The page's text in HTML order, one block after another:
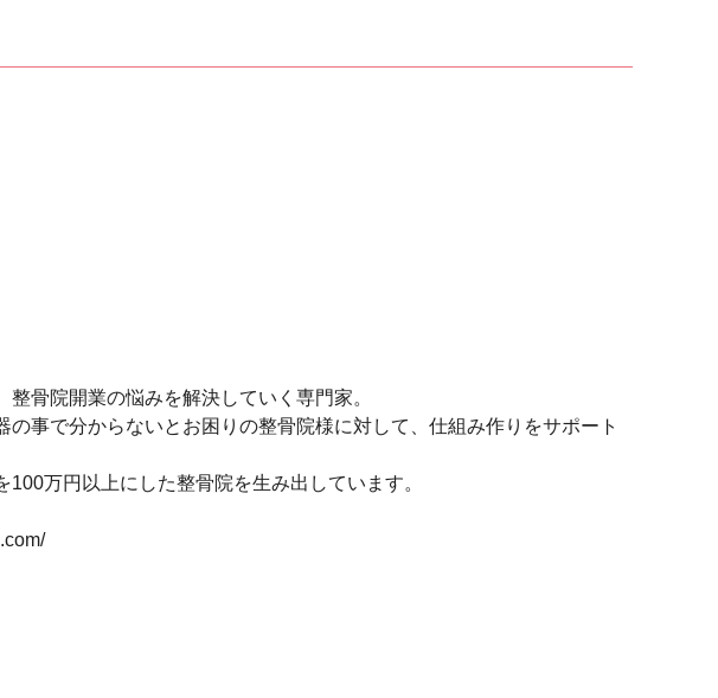
整骨院開業の悩みを解決していく専門家。
の事で分からないとお困りの整骨院様に対して、仕組み作りをサポート
100万円以上にした整骨院を生み出しています。